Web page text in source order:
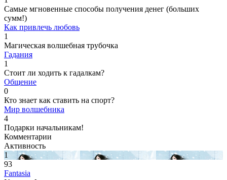
Самые мгновенные способы получения денег (больших
сумм!)
Как привлечь любовь
1
Магическая волшебная трубочка
Гадания
1
Стоит ли ходить к гадалкам?
Общение
0
Кто знает как ставить на спорт?
Мир волшебника
4
Подарки начальникам!
Комментарии
Активность
1
93
Fantasia